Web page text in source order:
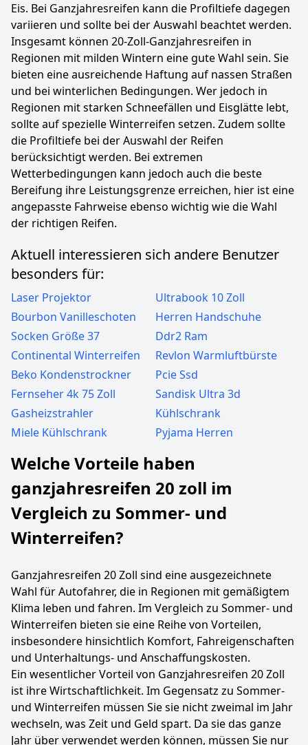
Eis. Bei Ganzjahresreifen kann die Profiltiefe dagegen
variieren und sollte bei der Auswahl beachtet werden.
Insgesamt können 20-Zoll-Ganzjahresreifen in
Regionen mit milden Wintern eine gute Wahl sein. Sie
bieten eine ausreichende Haftung auf nassen Straßen
und bei winterlichen Bedingungen. Wer jedoch in
Regionen mit starken Schneefällen und Eisglätte lebt,
sollte auf spezielle Winterreifen setzen. Zudem sollte
die Profiltiefe bei der Auswahl der Reifen
berücksichtigt werden. Bei extremen
Wetterbedingungen kann jedoch auch die beste
Bereifung ihre Leistungsgrenze erreichen, hier ist eine
angepasste Fahrweise ebenso wichtig wie die Wahl
der richtigen Reifen.
Aktuell interessieren sich andere Benutzer
besonders für:
Laser Projektor
Ultrabook 10 Zoll
Bourbon Vanilleschoten
Herren Handschuhe
Socken Größe 37
Ddr2 Ram
Continental Winterreifen
Revlon Warmluftbürste
Beko Kondenstrockner
Pcie Ssd
Fernseher 4k 75 Zoll
Sandisk Ultra 3d
Gasheizstrahler
Kühlschrank
Miele Kühlschrank
Pyjama Herren
Welche Vorteile haben
ganzjahresreifen 20 zoll im
Vergleich zu Sommer- und
Winterreifen?
Ganzjahresreifen 20 Zoll sind eine ausgezeichnete
Wahl für Autofahrer, die in Regionen mit gemäßigtem
Klima leben und fahren. Im Vergleich zu Sommer- und
Winterreifen bieten sie eine Reihe von Vorteilen,
insbesondere hinsichtlich Komfort, Fahreigenschaften
und Unterhaltungs- und Anschaffungskosten.
Ein wesentlicher Vorteil von Ganzjahresreifen 20 Zoll
ist ihre Wirtschaftlichkeit. Im Gegensatz zu Sommer-
und Winterreifen müssen Sie sie nicht zweimal im Jahr
wechseln, was Zeit und Geld spart. Da sie das ganze
Jahr über verwendet werden können, müssen Sie nur